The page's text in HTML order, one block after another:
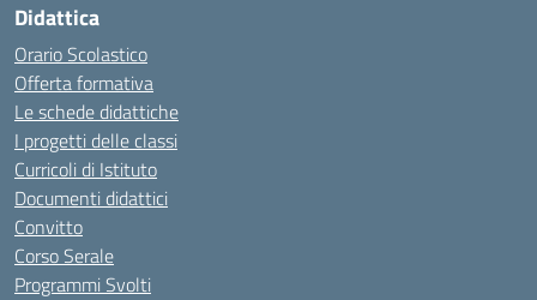
Didattica
Orario Scolastico
Offerta formativa
Le schede didattiche
I progetti delle classi
Curricoli di Istituto
Documenti didattici
Convitto
Corso Serale
Programmi Svolti